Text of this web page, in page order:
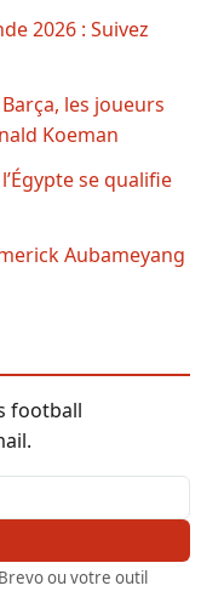
2026 : Suivez
les joueurs
Koeman
se qualifie
Aubameyang
football
ou votre outil